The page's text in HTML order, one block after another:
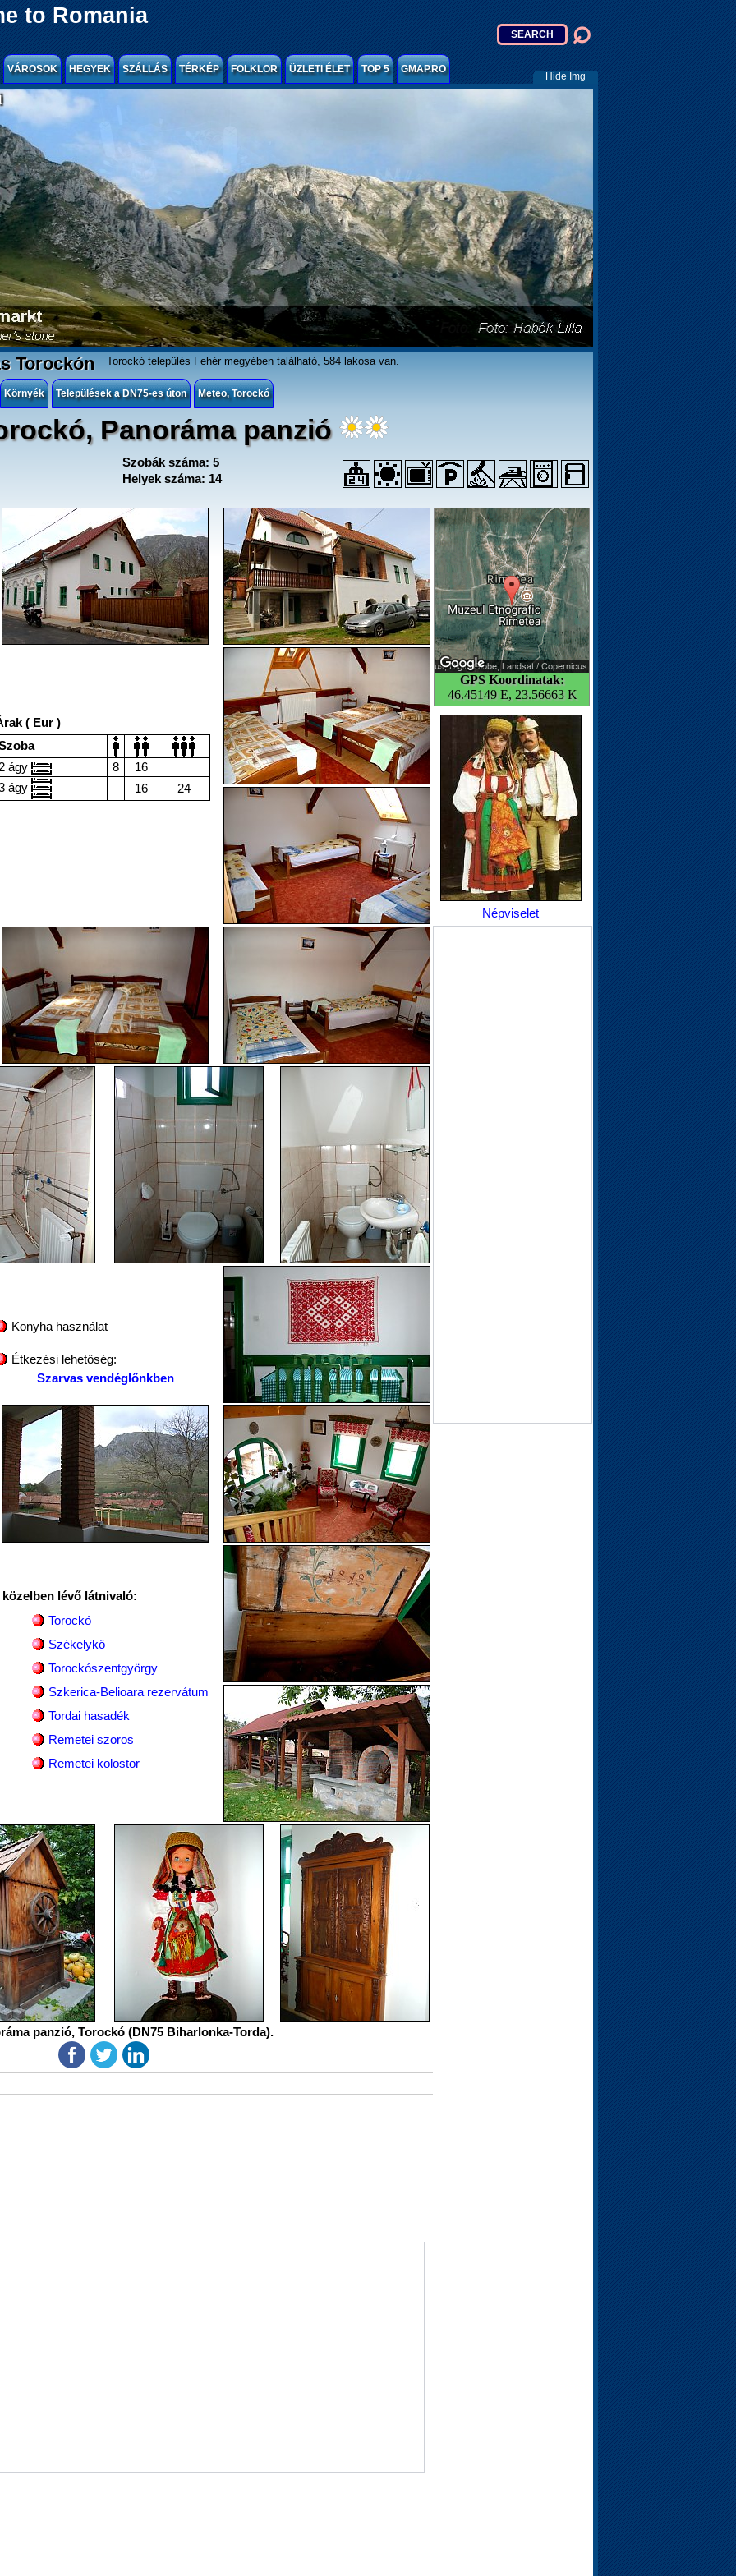
to Romania
VÁROSOK HEGYEK SZÁLLÁS TÉRKÉP FOLKLOR ÜZLETI ÉLET TOP 5 GMAP.RO
Hide Img
Torockón Torockó település Fehér megyében található, 584 lakosa van.
Környék Települések a DN75-es úton Meteo, Torockó
Panoráma panzió
GPS Koordinatak:
46.45149 E, 23.56663 K
Szobák száma: 5
Helyek száma: 14
( Eur )
ágy
8
16
ágy
16 24
Konyha használat
Étkezési lehetőség:
Szarvas vendéglőnkben
közelben lévő látnivaló:
Torockó
Székelykő
Torockószentgyörgy
Szkerica-Belioara rezervátum
Tordai hasadék
Remetei szoros
Remetei kolostor
Népviselet
panzió, Torockó (DN75 Biharlonka-Torda).